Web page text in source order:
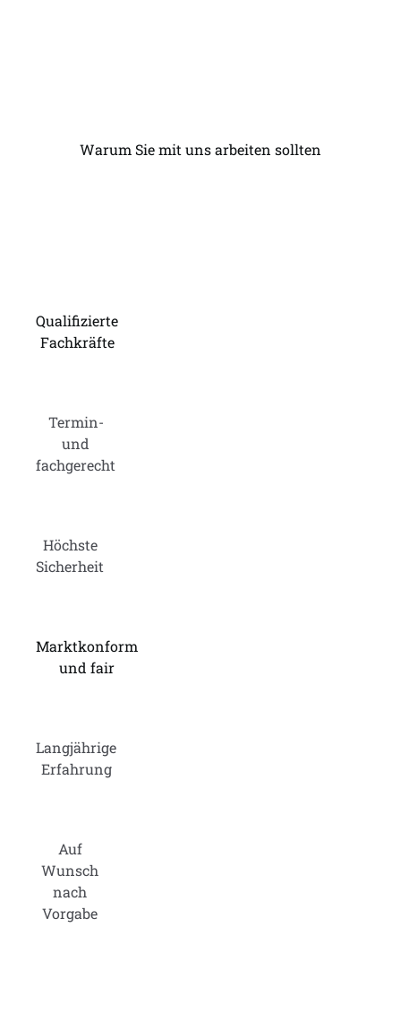
Warum Sie mit uns arbeiten sollten
Qualifizierte
Fachkräfte
Termin-
und
fachgerecht
Höchste
Sicherheit
Marktkonform
und fair
Langjährige
Erfahrung
Auf
Wunsch
nach
Vorgabe